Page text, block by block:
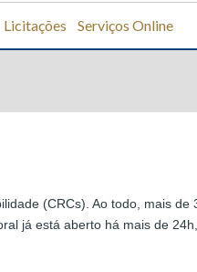
Licitações Serviços Online
(CRCs). Ao todo, mais de
já está aberto há mais de